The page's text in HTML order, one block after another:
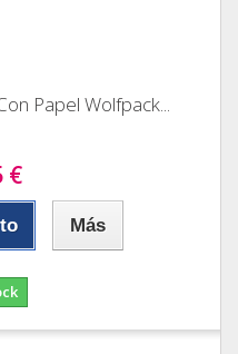
Papel Wolfpack...
€
Más